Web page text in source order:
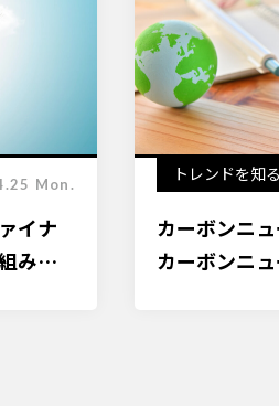
Mon.
イナ
みや
トレンドを知る
カーボンニュ
カーボンニュ